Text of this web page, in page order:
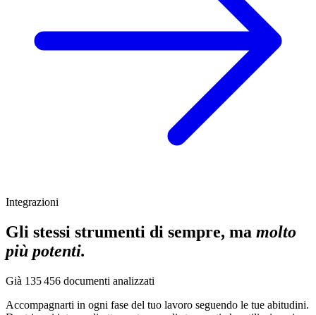
Integrazioni
Gli stessi strumenti di sempre, ma molto
più potenti.
Già 135 456 documenti analizzati
Accompagnarti in ogni fase del tuo lavoro seguendo le tue abitudini.